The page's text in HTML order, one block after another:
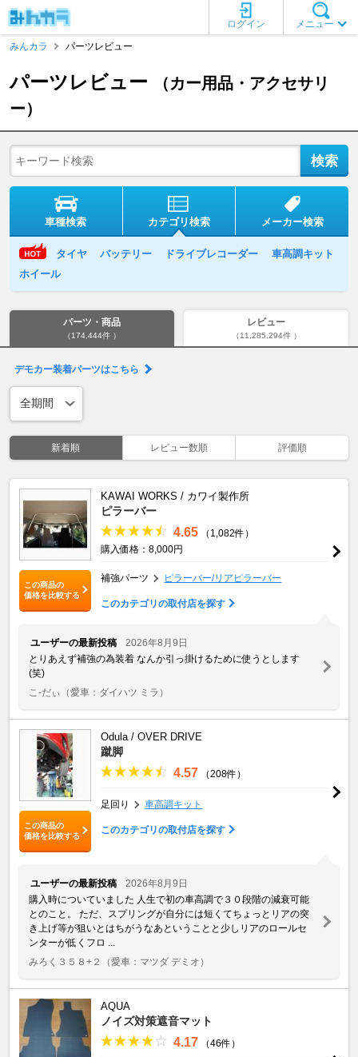
メニュー
ログイン
みんカラ
パーツレビュー
パーツレビュー
（カー用品・アクセサリ
ー）
車種検索 カテゴリ検索 メーカー検索
タイヤ バッテリー ドライブレコーダー
車高調キット
ホイール
パーツ・商品
（174,444件 ）
レビュー
（11,285,294件 ）
デモカー装着パーツはこちら
新着順 レビュー数順 評価順
この商品の
価格を比較する
KAWAI WORKS / カワイ製作所
ピラーバー
4.65
（1,082件）
購入価格：8,000円
補強パーツ ピラーバー/リアピラーバー
このカテゴリの取付店を探す
ユーザーの最新投稿
2026年8月9日
とりあえず補強の為装着 なんか引っ掛けるために使うとします
(笑)
こ-だぃ （愛車：ダイハツ ミラ）
この商品の
価格を比較する
Odula / OVER DRIVE
蹴脚
4.57 （208件）
足回り 車高調キット
このカテゴリの取付店を探す
ユーザーの最新投稿
2026年8月9日
購入時についていました 人生で初の車高調で３０段階の減衰可能
とのこと。 ただ、スプリングが自分には短くてちょっとリアの突
き上げ等が狙いとはちがうなあということと少しリアのロールセ
ンターが低くフロ ...
みろく３５８+２
（愛車：マツダ デミオ）
AQUA
ノイズ対策遮音マット
4.17 （46件）